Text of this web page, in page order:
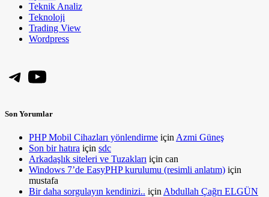
Teknik Analiz
Teknoloji
Trading View
Wordpress
Telegram
YouTube
Son Yorumlar
PHP Mobil Cihazları yönlendirme için Azmi Güneş
Son bir hatıra için sdc
Arkadaşlık siteleri ve Tuzakları için can
Windows 7’de EasyPHP kurulumu (resimli anlatım) için
mustafa
Bir daha sorgulayın kendinizi.. için Abdullah Çağrı ELGÜN